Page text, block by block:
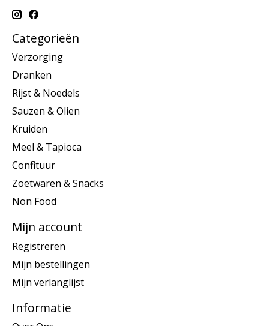
Categorieën
Verzorging
Dranken
Rijst & Noedels
Sauzen & Olien
Kruiden
Meel & Tapioca
Confituur
Zoetwaren & Snacks
Non Food
Mijn account
Registreren
Mijn bestellingen
Mijn verlanglijst
Informatie